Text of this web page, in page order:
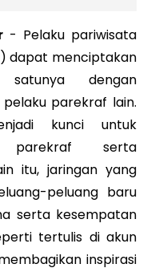
- Pelaku pariwisata
dapat menciptakan
dengan
parekraf lain.
kunci untuk
parekraf serta
itu, jaringan yang
peluang baru
serta kesempatan
tertulis di akun
inspirasi